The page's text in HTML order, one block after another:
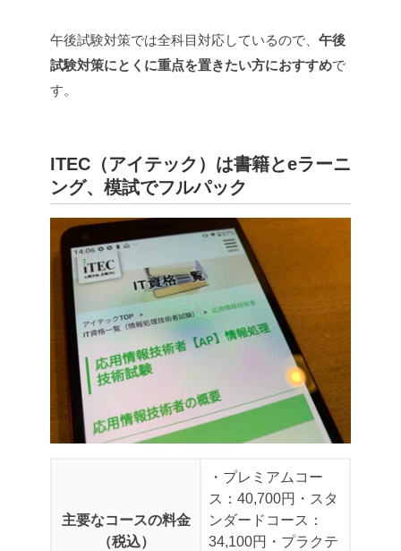
午後試験対策では全科目対応しているので、 午後
試験対策にとくに重点を置きたい方におすすめで
す。
ITEC（アイテック）は書籍とeラーニ
ング、模試でフルパック
主要なコースの料金
（税込）
・プレミアムコー
ス：40,700円 ・スタ
ンダードコース：
34,100円 ・プラクテ